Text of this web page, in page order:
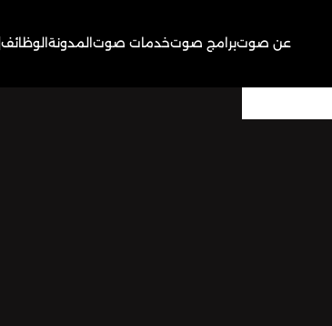
عن صوتبرامج صوتخدمات صوتالمدونةالوظائف